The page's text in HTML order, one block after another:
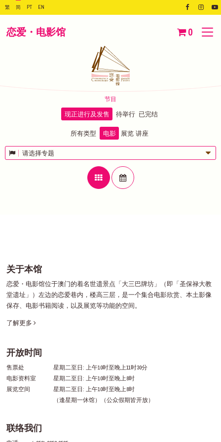
繁 简 PT EN
恋爱・电影馆 0
节目
现正进行及发售 待举行 已完结
所有类型 电影 展览 讲座
请选择专题
关于本馆
恋爱・电影馆位于澳门的着名世遗景点「大三巴牌坊」（即「圣保禄大教
堂遗址」）左边的恋爱巷内，楼高三层，是一个集合电影欣赏、本土影像
保存、电影书籍阅读，以及展览等功能的空间。
了解更多
开放时间
售票处
星期二至日: 上午10时至晚上11时30分
电影资料室
星期二至日: 上午10时至晚上8时
展览空间
星期二至日: 上午10时至晚上8时
（逢星期一休馆）（公众假期皆开放）
联络我们